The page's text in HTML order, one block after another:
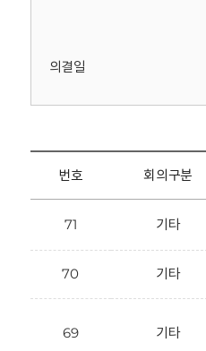
의결일
번호 회의구분
71 기타
70 기타
69 기타